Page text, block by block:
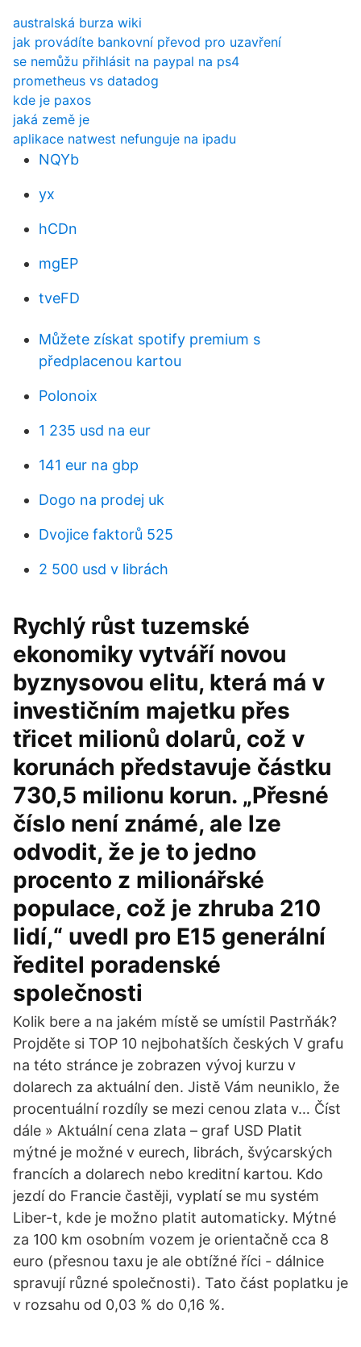
australská burza wiki
jak provádíte bankovní převod pro uzavření
se nemůžu přihlásit na paypal na ps4
prometheus vs datadog
kde je paxos
jaká země je
aplikace natwest nefunguje na ipadu
NQYb
yx
hCDn
mgEP
tveFD
Můžete získat spotify premium s
předplacenou kartou
Polonoix
1 235 usd na eur
141 eur na gbp
Dogo na prodej uk
Dvojice faktorů 525
2 500 usd v librách
Rychlý růst tuzemské
ekonomiky vytváří novou
byznysovou elitu, která má v
investičním majetku přes
třicet milionů dolarů, což v
korunách představuje částku
730,5 milionu korun. „Přesné
číslo není známé, ale lze
odvodit, že je to jedno
procento z milionářské
populace, což je zhruba 210
lidí,“ uvedl pro E15 generální
ředitel poradenské
společnosti
Kolik bere a na jakém místě se umístil Pastrňák?
Projděte si TOP 10 nejbohatších českých V grafu
na této stránce je zobrazen vývoj kurzu v
dolarech za aktuální den. Jistě Vám neuniklo, že
procentuální rozdíly se mezi cenou zlata v… Číst
dále » Aktuální cena zlata – graf USD Platit
mýtné je možné v eurech, librách, švýcarských
francích a dolarech nebo kreditní kartou. Kdo
jezdí do Francie častěji, vyplatí se mu systém
Liber-t, kde je možno platit automaticky. Mýtné
za 100 km osobním vozem je orientačně cca 8
euro (přesnou taxu je ale obtížné říci - dálnice
spravují různé společnosti). Tato část poplatku je
v rozsahu od 0,03 % do 0,16 %.